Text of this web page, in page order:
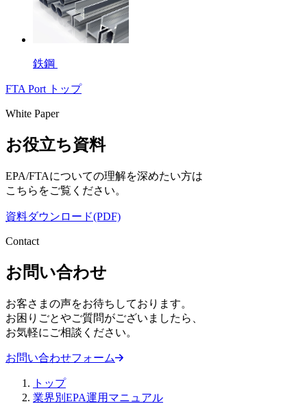
鉄鋼
FTA Port トップ
White Paper
お役立ち資料
EPA/FTAについての理解を深めたい方は
こちらをご覧ください。
資料ダウンロード(PDF)
Contact
お問い合わせ
お客さまの声をお待ちしております。
お困りごとやご質問がございましたら、
お気軽にご相談ください。
お問い合わせフォーム
トップ
業界別EPA運用マニュアル